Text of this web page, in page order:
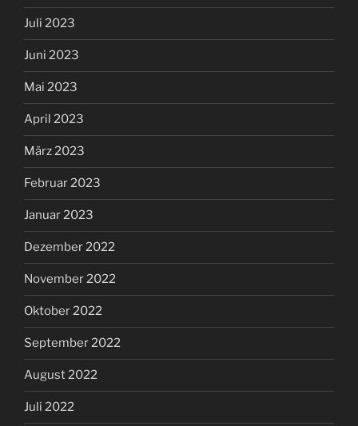
Juli 2023
Juni 2023
Mai 2023
April 2023
März 2023
Februar 2023
Januar 2023
Dezember 2022
November 2022
Oktober 2022
September 2022
August 2022
Juli 2022